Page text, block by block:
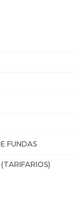
FUNDAS